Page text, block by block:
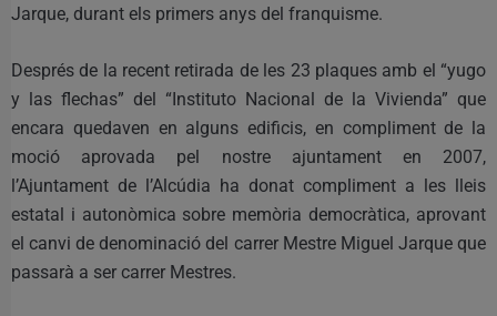
Jarque, durant els primers anys del franquisme.
Després de la recent retirada de les 23 plaques amb el “yugo
y las flechas” del “Instituto Nacional de la Vivienda” que
encara quedaven en alguns edificis, en compliment de la
moció aprovada pel nostre ajuntament en 2007,
l’Ajuntament de l’Alcúdia ha donat compliment a les lleis
estatal i autonòmica sobre memòria democràtica, aprovant
el canvi de denominació del carrer Mestre Miguel Jarque que
passarà a ser carrer Mestres.